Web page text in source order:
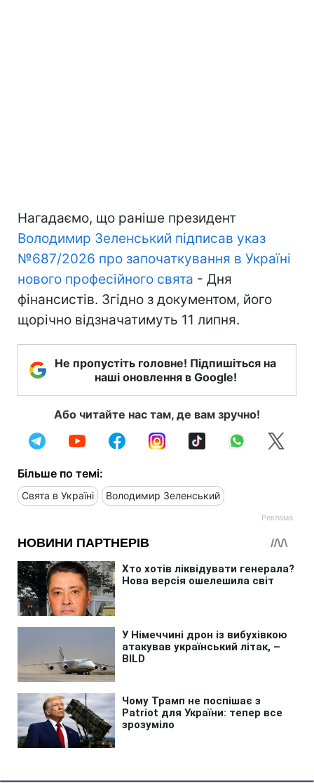
Нагадаємо, що раніше президент
Володимир Зеленський підписав указ
№687/2026 про започаткування в Україні
нового професійного свята - Дня
фінансистів. Згідно з документом, його
щорічно відзначатимуть 11 липня.
Не пропустіть головне! Підпишіться на
наші оновлення в Google!
Або читайте нас там, де вам зручно!
Більше по темі:
Свята в Україні Володимир Зеленський